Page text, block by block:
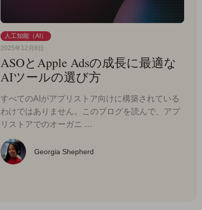
人工知能（AI）
2025年12月8日
ASOとApple Adsの成長に最適な
AIツールの選び方
すべてのAIがアプリストア向けに構築されている
わけではありません。このブログを読んで、アプ
リストアでのオーガニ …
Georgia Shepherd